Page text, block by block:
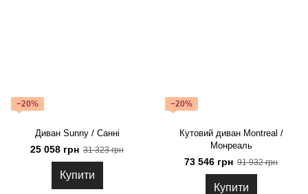
−20%
Диван Sunny / Санні
25 058 грн 31 323 грн
Купити
−20%
Кутовий диван Montreal /
Монреаль
73 546 грн 91 932 грн
Купити